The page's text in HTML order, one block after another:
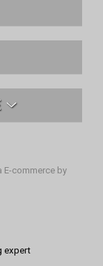
E-commerce by